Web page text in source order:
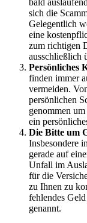
bald
sich die
Gelegentlich
eine
zum richtigen
ausschließlich
Persönliches
finden immer
vermeiden.
persönlichen
genommen
ein
Die Bitte um
Insbesondere
gerade auf
Unfall im
für die
zu Ihnen zu
fehlendes
genannt.